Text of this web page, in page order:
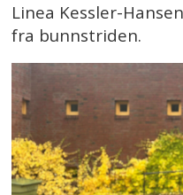
Linea Kessler-
fra bunnstriden.